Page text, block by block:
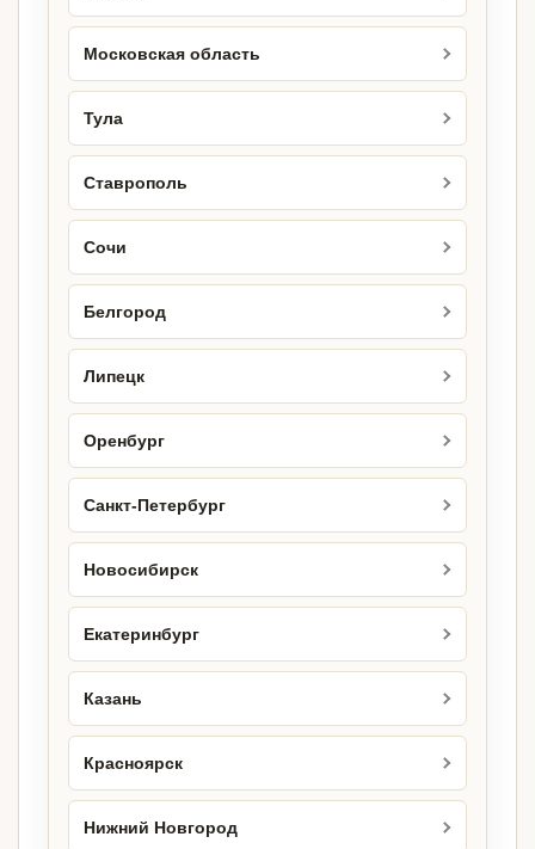
Московская область
Тула
Ставрополь
Сочи
Белгород
Липецк
Оренбург
Санкт-Петербург
Новосибирск
Екатеринбург
Казань
Красноярск
Нижний Новгород